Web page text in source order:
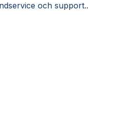
och support..